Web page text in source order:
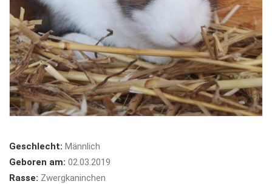
Geschlecht: Männlich
Geboren am: 02.03.2019
Rasse: Zwergkaninchen